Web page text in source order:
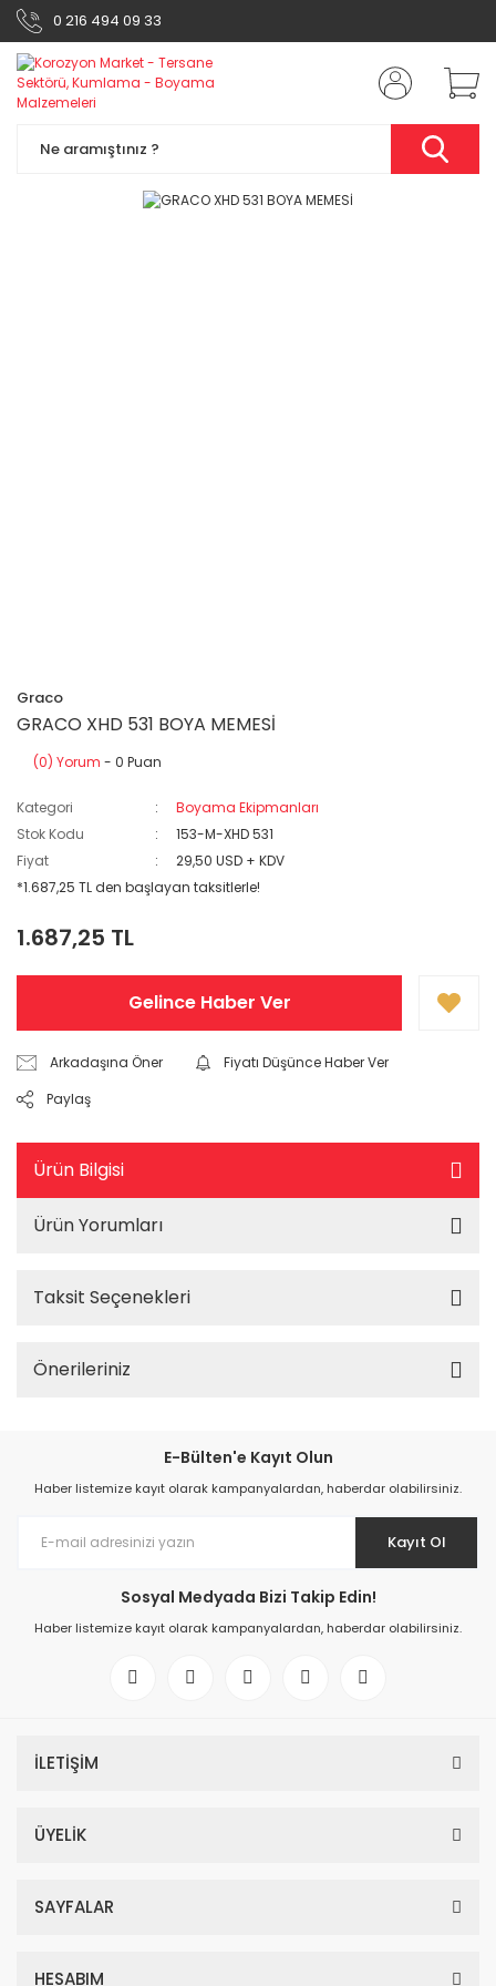
0 216 494 09 33
Graco
GRACO XHD 531 BOYA MEMESİ
(0) Yorum - 0 Puan
Kategori
Boyama Ekipmanları
Stok Kodu
153-M-XHD 531
Fiyat
29,50 USD + KDV
*1.687,25 TL den başlayan taksitlerle!
1.687,25 TL
Gelince Haber Ver
Arkadaşına Öner
Fiyatı Düşünce Haber Ver
Paylaş
Ürün Bilgisi
Ürün Yorumları
Taksit Seçenekleri
Önerileriniz
E-Bülten'e Kayıt Olun
Haber listemize kayıt olarak kampanyalardan, haberdar olabilirsiniz.
Kayıt Ol
Sosyal Medyada Bizi Takip Edin!
Haber listemize kayıt olarak kampanyalardan, haberdar olabilirsiniz.
İLETİŞİM
ÜYELİK
SAYFALAR
HESABIM